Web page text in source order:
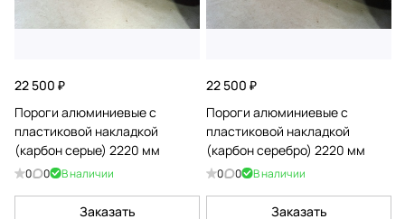
22 500 ₽
Пороги алюминиевые с
пластиковой накладкой
(карбон серые) 2220 мм
0 0 В наличии
Заказать
22 500 ₽
Пороги алюминиевые с
пластиковой накладкой
(карбон серебро) 2220 мм
0 0 В наличии
Заказать